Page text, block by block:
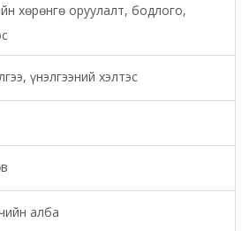
хөрөнгө оруулалт, бодлого,
үнэлгээний хэлтэс
алба